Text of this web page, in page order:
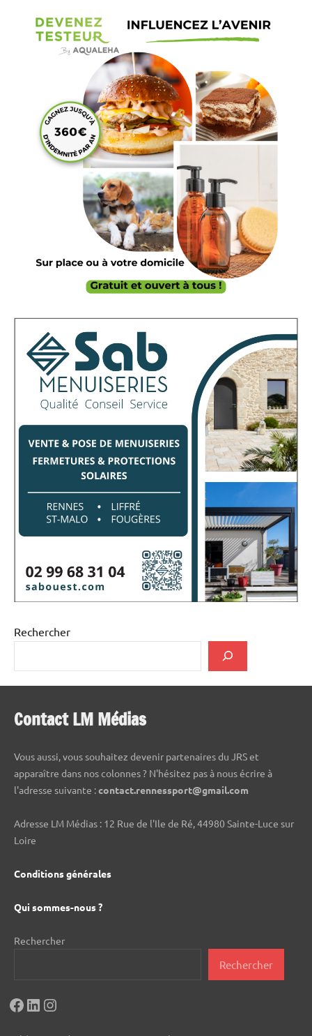
Rechercher
Contact LM Médias
Vous aussi, vous souhaitez devenir partenaires du JRS et
apparaître dans nos colonnes ? N'hésitez pas à nous écrire à
l'adresse suivante :contact.rennessport@gmail.com
Adresse LM Médias : 12 Rue de l'Ile de Ré, 44980 Sainte-Luce sur
Loire
Conditions générales
Qui sommes-nous ?
Rechercher
Rechercher
Facebook
LinkedIn
Instagram